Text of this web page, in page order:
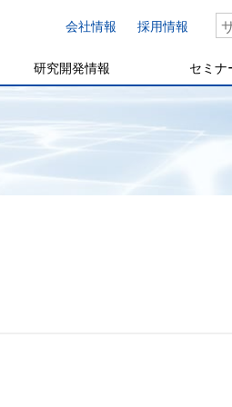
会社情報 採用情報
研究開発情報 セミナ